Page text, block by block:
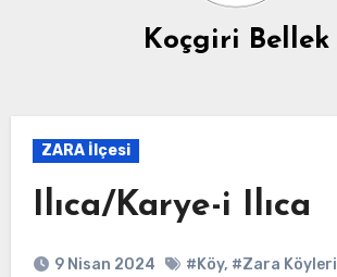
Koçgiri Bellek
ZARA İlçesi
Ilıca/Karye-i Ilıca
9 Nisan 2024 #Köy, #Zara Köyleri